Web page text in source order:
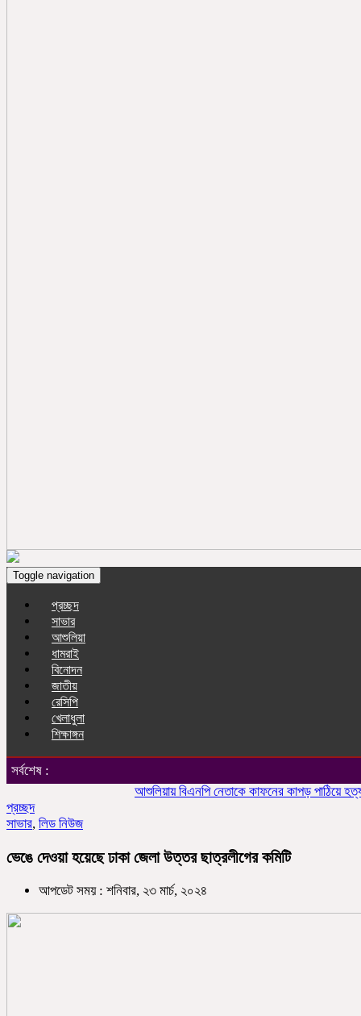
Toggle navigation
প্রচ্ছদ
সাভার
আশুলিয়া
ধামরাই
বিনোদন
জাতীয়
রেসিপি
খেলাধুলা
শিক্ষাঙ্গন
সর্বশেষ :
আশুলিয়ায় বিএনপি নেতাকে কাফনের কাপড় পাঠিয়ে হত্যার
প্রচ্ছদ
সাভার, লিড নিউজ
ভেঙে দেওয়া হয়েছে ঢাকা জেলা উত্তর ছাত্রলীগের কমিটি
আপডেট সময় : শনিবার, ২৩ মার্চ, ২০২৪